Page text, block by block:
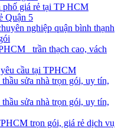
phố giá rẻ tại TP HCM
Quận 5
nghiệp quận bình thạnh
trần thạch cao, vách
cầu tại TPHCM
sửa nhà trọn gói, uy tín,
sửa nhà trọn gói, uy tín,
trọn gói, giá rẻ dịch vụ